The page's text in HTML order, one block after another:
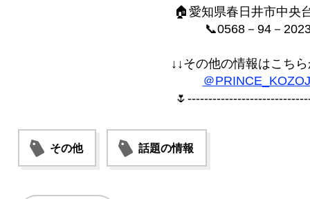
🏠愛知県春日井市中央
📞0568－94－
↓↓その他の情報はこち
＠
その他 話題の情報